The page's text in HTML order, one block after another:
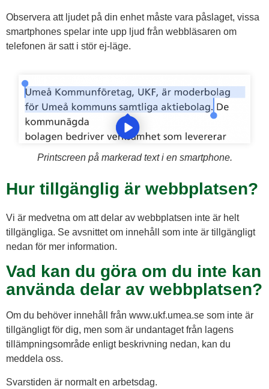
Observera att ljudet på din enhet måste vara påslaget, vissa
smartphones spelar inte upp ljud från webbläsaren om
telefonen är satt i stör ej-läge.
Printscreen på markerad text i en smartphone.
Hur tillgänglig är webbplatsen?
Vi är medvetna om att delar av webbplatsen inte är helt
tillgängliga. Se avsnittet om innehåll som inte är tillgängligt
nedan för mer information.
Vad kan du göra om du inte kan
använda delar av webbplatsen?
Om du behöver innehåll från www.ukf.umea.se som inte är
tillgängligt för dig, men som är undantaget från lagens
tillämpningsområde enligt beskrivning nedan, kan du
meddela oss.
Svarstiden är normalt en arbetsdag.